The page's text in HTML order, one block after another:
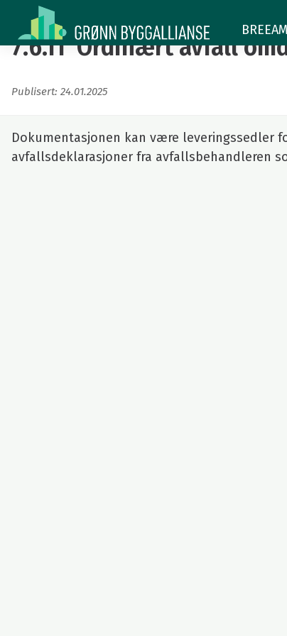
7.6.11
Ordinært
omdirigert
fra
deponi
7.6.11 Ordinært avfall
Publisert: 24.01.2025
Dokumentasjonen kan være leveringssedler
avfallsdeklarasjoner fra avfallsbehandleren